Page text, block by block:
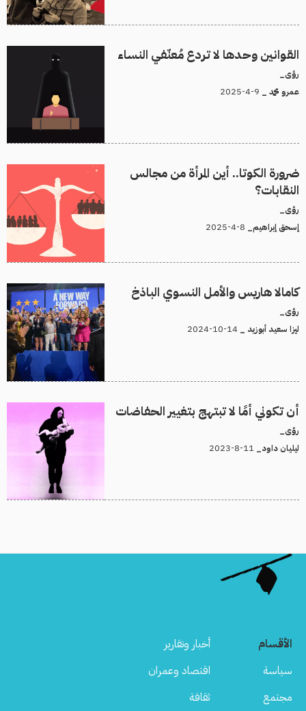
القوانين وحدها لا تردع مُعنّفي النساء
رؤى_
عمرو محمد _
ضرورة الكوتا.. أين المرأة من مجالس
النقابات؟
رؤى_
إسحق إبراهيم_
كامالا هاريس والأمل النسوي الباذخ
رؤى_
ليزا سعيد أبوزيد _
أن تكوني أمًا لا تبتهج بتغيير الحفاضات
رؤى_
ليليان داود_
الأقسام
أخبار وتقارير
سياسة
اقتصاد وعمران
مجتمع
ثقافة